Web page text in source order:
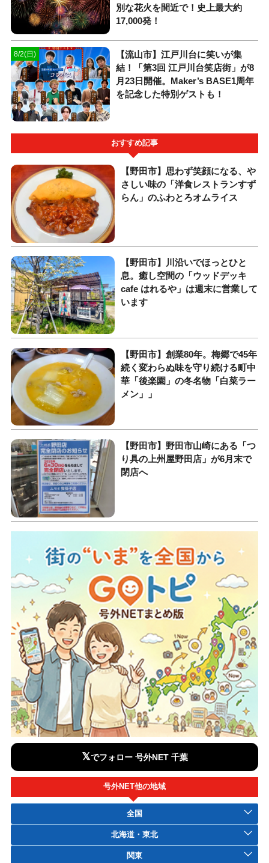
別な花火を間近で！史上最大約
17,000発！
8/2(日)
【流山市】江戸川台に笑いが集
結！「第3回 江戸川台笑店街」が8
月23日開催。Maker’s BASE1周年
を記念した特別ゲストも！
おすすめ記事
【野田市】思わず笑顔になる、や
さしい味の「洋食レストランすず
らん」のふわとろオムライス
【野田市】川沿いでほっとひと
息。癒し空間の「ウッドデッキ
cafe はれるや」は週末に営業して
います
【野田市】創業80年。梅郷で45年
続く変わらぬ味を守り続ける町中
華「後楽園」の冬名物「白菜ラー
メン」」
【野田市】野田市山崎にある「つ
り具の上州屋野田店」が6月末で
閉店へ
𝕏でフォロー 号外NET 千葉
号外NET他の地域
全国
北海道・東北
関東